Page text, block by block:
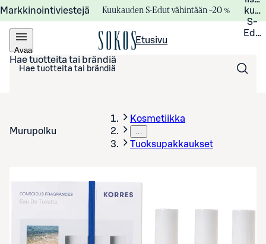
Markkinointiviestejä Kuukauden S-Edut vähintään –20 %
S-
Avaa
valikko
Etusivu
Hae tuotteita tai brändiä
Murupolku
Kosmetiikka
…
Tuoksupakkaukset